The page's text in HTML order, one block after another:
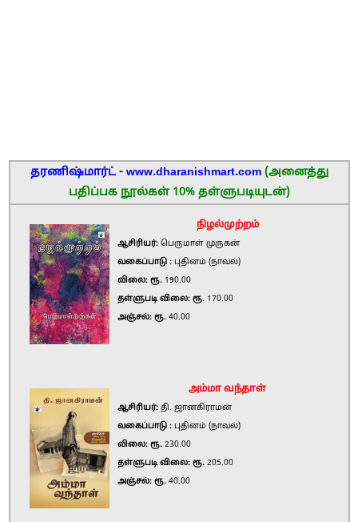
தரணிஷ்மார்ட் - www.dharanishmart.com (அனைத்து
பதிப்பக நூல்கள் 10% தள்ளுபடியுடன்)
நிழல்முற்றம்
ஆசிரியர்: பெருமாள் முருகன்
வகைப்பாடு : புதினம் (நாவல்)
விலை: ரூ. 190.00
தள்ளுபடி விலை: ரூ. 170.00
அஞ்சல்: ரூ. 40.00
அம்மா வந்தாள்
ஆசிரியர்: தி. ஜானகிராமன்
வகைப்பாடு : புதினம் (நாவல்)
விலை: ரூ. 230.00
தள்ளுபடி விலை: ரூ. 205.00
அஞ்சல்: ரூ. 40.00